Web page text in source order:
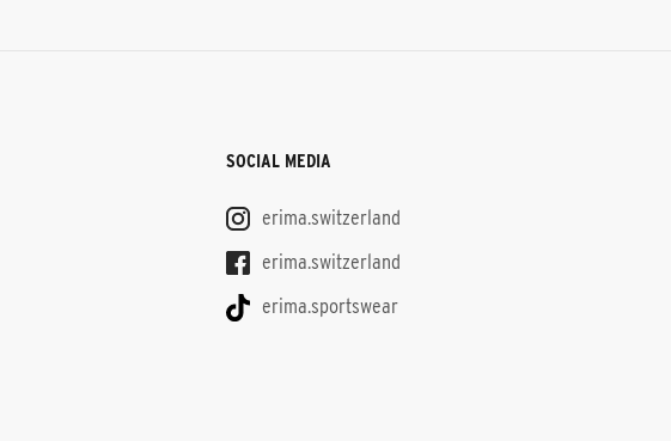
SOCIAL MEDIA
erima.switzerland
erima.switzerland
erima.sportswear